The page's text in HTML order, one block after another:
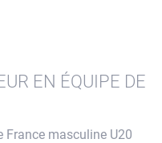
EN ÉQUIPE DE
France masculine U20